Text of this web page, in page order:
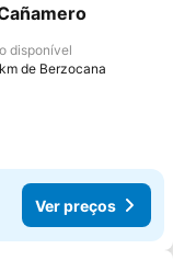
favoritos
disponível
de Berzocana
Ver preços